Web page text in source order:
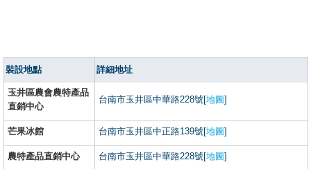
裝設地點 詳細地址
玉井區農會農特產品
直銷中心
台南市玉井區中華路228號[地圖]
芒果冰館 台南市玉井區中正路139號[地圖]
農特產品直銷中心 台南市玉井區中華路228號[地圖]